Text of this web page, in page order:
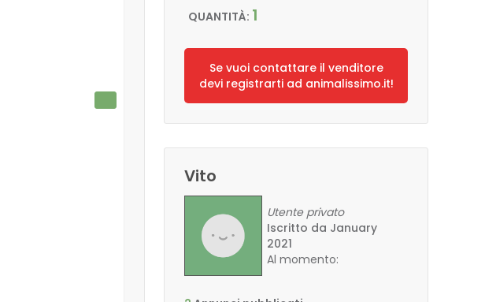
QUANTITÀ: 1
Se vuoi contattare il venditore
devi registrarti ad animalissimo.it!
Vito
Utente privato
Iscritto da January
2021
Al momento: